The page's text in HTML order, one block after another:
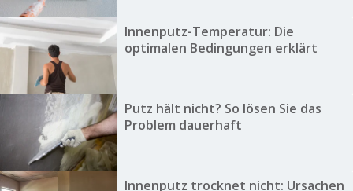
Innenputz-Temperatur: Die
optimalen Bedingungen erklärt
Putz hält nicht? So lösen Sie das
Problem dauerhaft
Innenputz trocknet nicht: Ursachen